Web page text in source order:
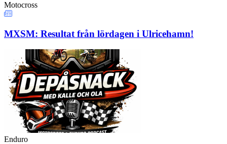
Motocross
MXSM: Resultat från lördagen i Ulricehamn!
Enduro